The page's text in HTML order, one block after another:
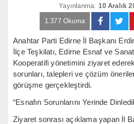
Yayınlanma: 10 Aralık
1.377 Okuma
Anahtar Parti Edirne İl Başkanı
İlçe Teşkilatı, Edirne Esnaf ve
Kooperatifi yönetimini ziyaret
sorunları, talepleri ve çözüm
görüşme gerçekleştirdi.
“Esnafın Sorunlarını Yerinde
Ziyaret sonrası açıklama yapan İl